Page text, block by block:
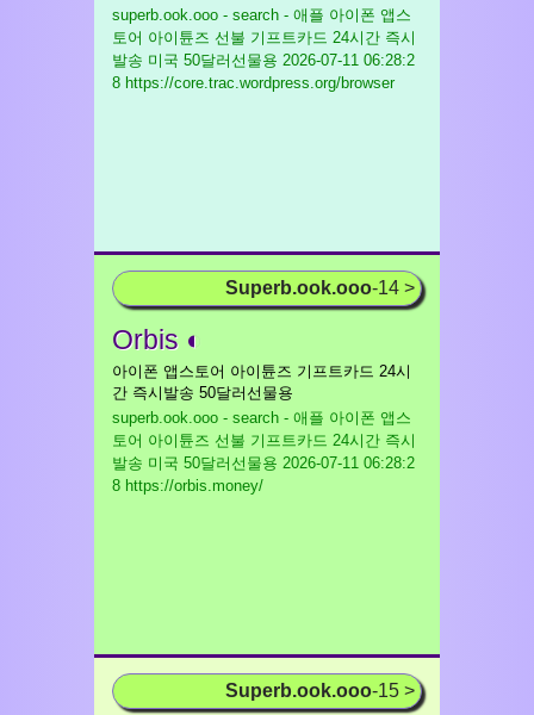
superb.ook.ooo - search - 애플 아이폰 앱스
토어 아이튠즈 선불 기프트카드 24시간 즉시
발송 미국 50달러선물용 2026-07-11 06:28:2
8 https://core.trac.wordpress.org/browser
Superb.ook.ooo-14 >
Orbis ◐
아이폰 앱스토어 아이튠즈 기프트카드 24시
간 즉시발송 50달러선물용
superb.ook.ooo - search - 애플 아이폰 앱스
토어 아이튠즈 선불 기프트카드 24시간 즉시
발송 미국 50달러선물용 2026-07-11 06:28:2
8 https://orbis.money/
Superb.ook.ooo-15 >